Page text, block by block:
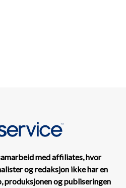
med affiliates, hvor
og redaksjon ikke har en
produksjonen og publiseringen